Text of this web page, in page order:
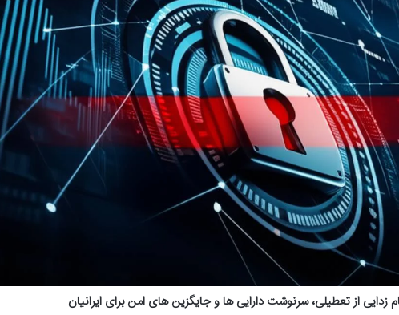
از تعطیلی، سرنوشت دارایی ها و جایگزین های امن برای ایرانیان